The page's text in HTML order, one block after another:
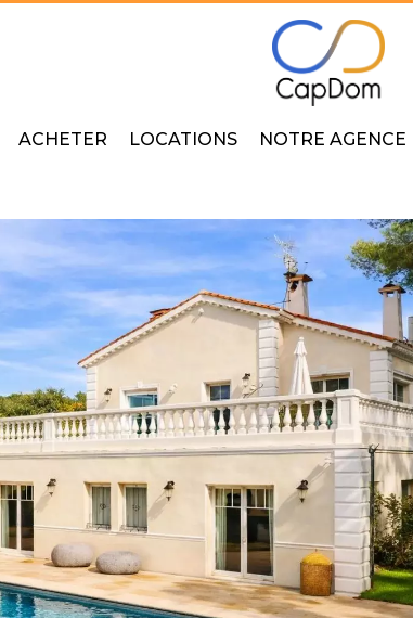
ACHETER LOCATIONS NOTRE AGENCE